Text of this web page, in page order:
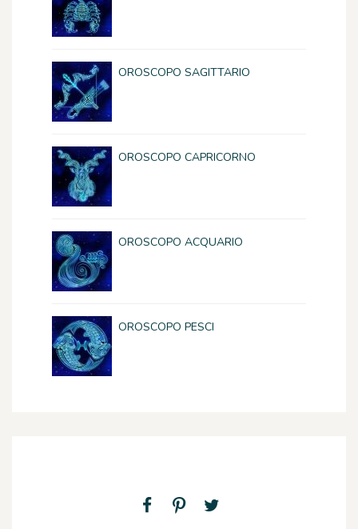
OROSCOPO SAGITTARIO
OROSCOPO CAPRICORNO
OROSCOPO ACQUARIO
OROSCOPO PESCI